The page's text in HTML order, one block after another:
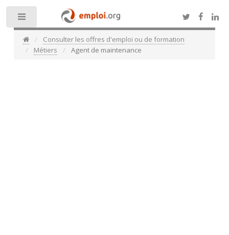
Consulter les offres d'emploi ou de formation
Métiers
Agent de maintenance
Toggle